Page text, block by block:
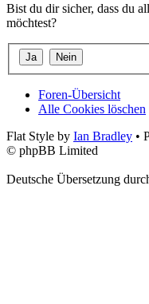
Bist du dir sicher, dass du
möchtest?
Foren-Übersicht
Alle Cookies löschen
Flat Style by Ian Bradley •
© phpBB Limited
Deutsche Übersetzung